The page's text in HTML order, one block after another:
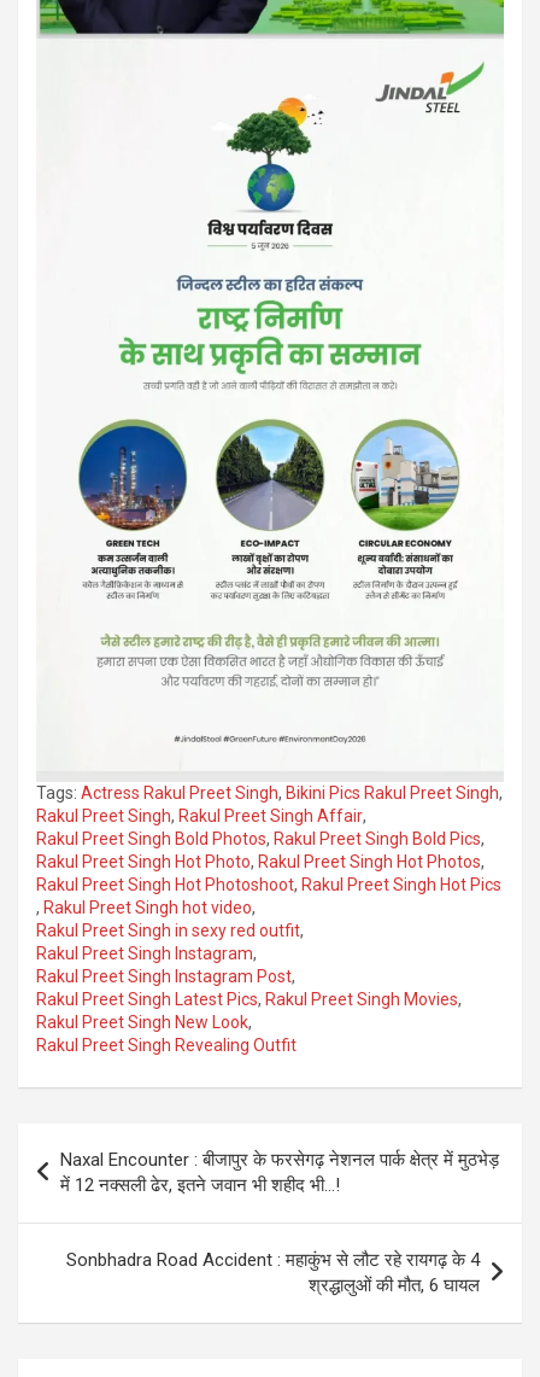
Tags: Actress Rakul Preet Singh, Bikini Pics Rakul Preet Singh,
Rakul Preet Singh, Rakul Preet Singh Affair,
Rakul Preet Singh Bold Photos, Rakul Preet Singh Bold Pics,
Rakul Preet Singh Hot Photo, Rakul Preet Singh Hot Photos,
Rakul Preet Singh Hot Photoshoot, Rakul Preet Singh Hot Pics
, Rakul Preet Singh hot video,
Rakul Preet Singh in sexy red outfit,
Rakul Preet Singh Instagram,
Rakul Preet Singh Instagram Post,
Rakul Preet Singh Latest Pics, Rakul Preet Singh Movies,
Rakul Preet Singh New Look,
Rakul Preet Singh Revealing Outfit
navigation
Naxal Encounter : बीजापुर के फरसेगढ़ नेशनल पार्क क्षेत्र में मुठभेड़
में 12 नक्सली ढेर, इतने जवान भी शहीद भी…!
Sonbhadra Road Accident : महाकुंभ से लौट रहे रायगढ़ के 4
श्रद्धालुओं की मौत, 6 घायल